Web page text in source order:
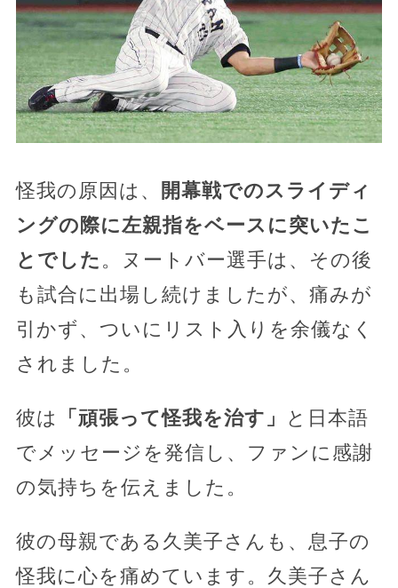
怪我の原因は、
開幕戦でのスライディ
ングの際に左親指をベースに突いたこ
とでした 。ヌートバー選手は、その後
も試合に出場し続けましたが、痛みが
引かず、ついにリスト入りを余儀なく
されました。
彼は 「頑張って怪我を治す」
と日本語
でメッセージを発信し、ファンに感謝
の気持ちを伝えました。
彼の母親である久美子さんも、息子の
怪我に心を痛めています。久美子さん